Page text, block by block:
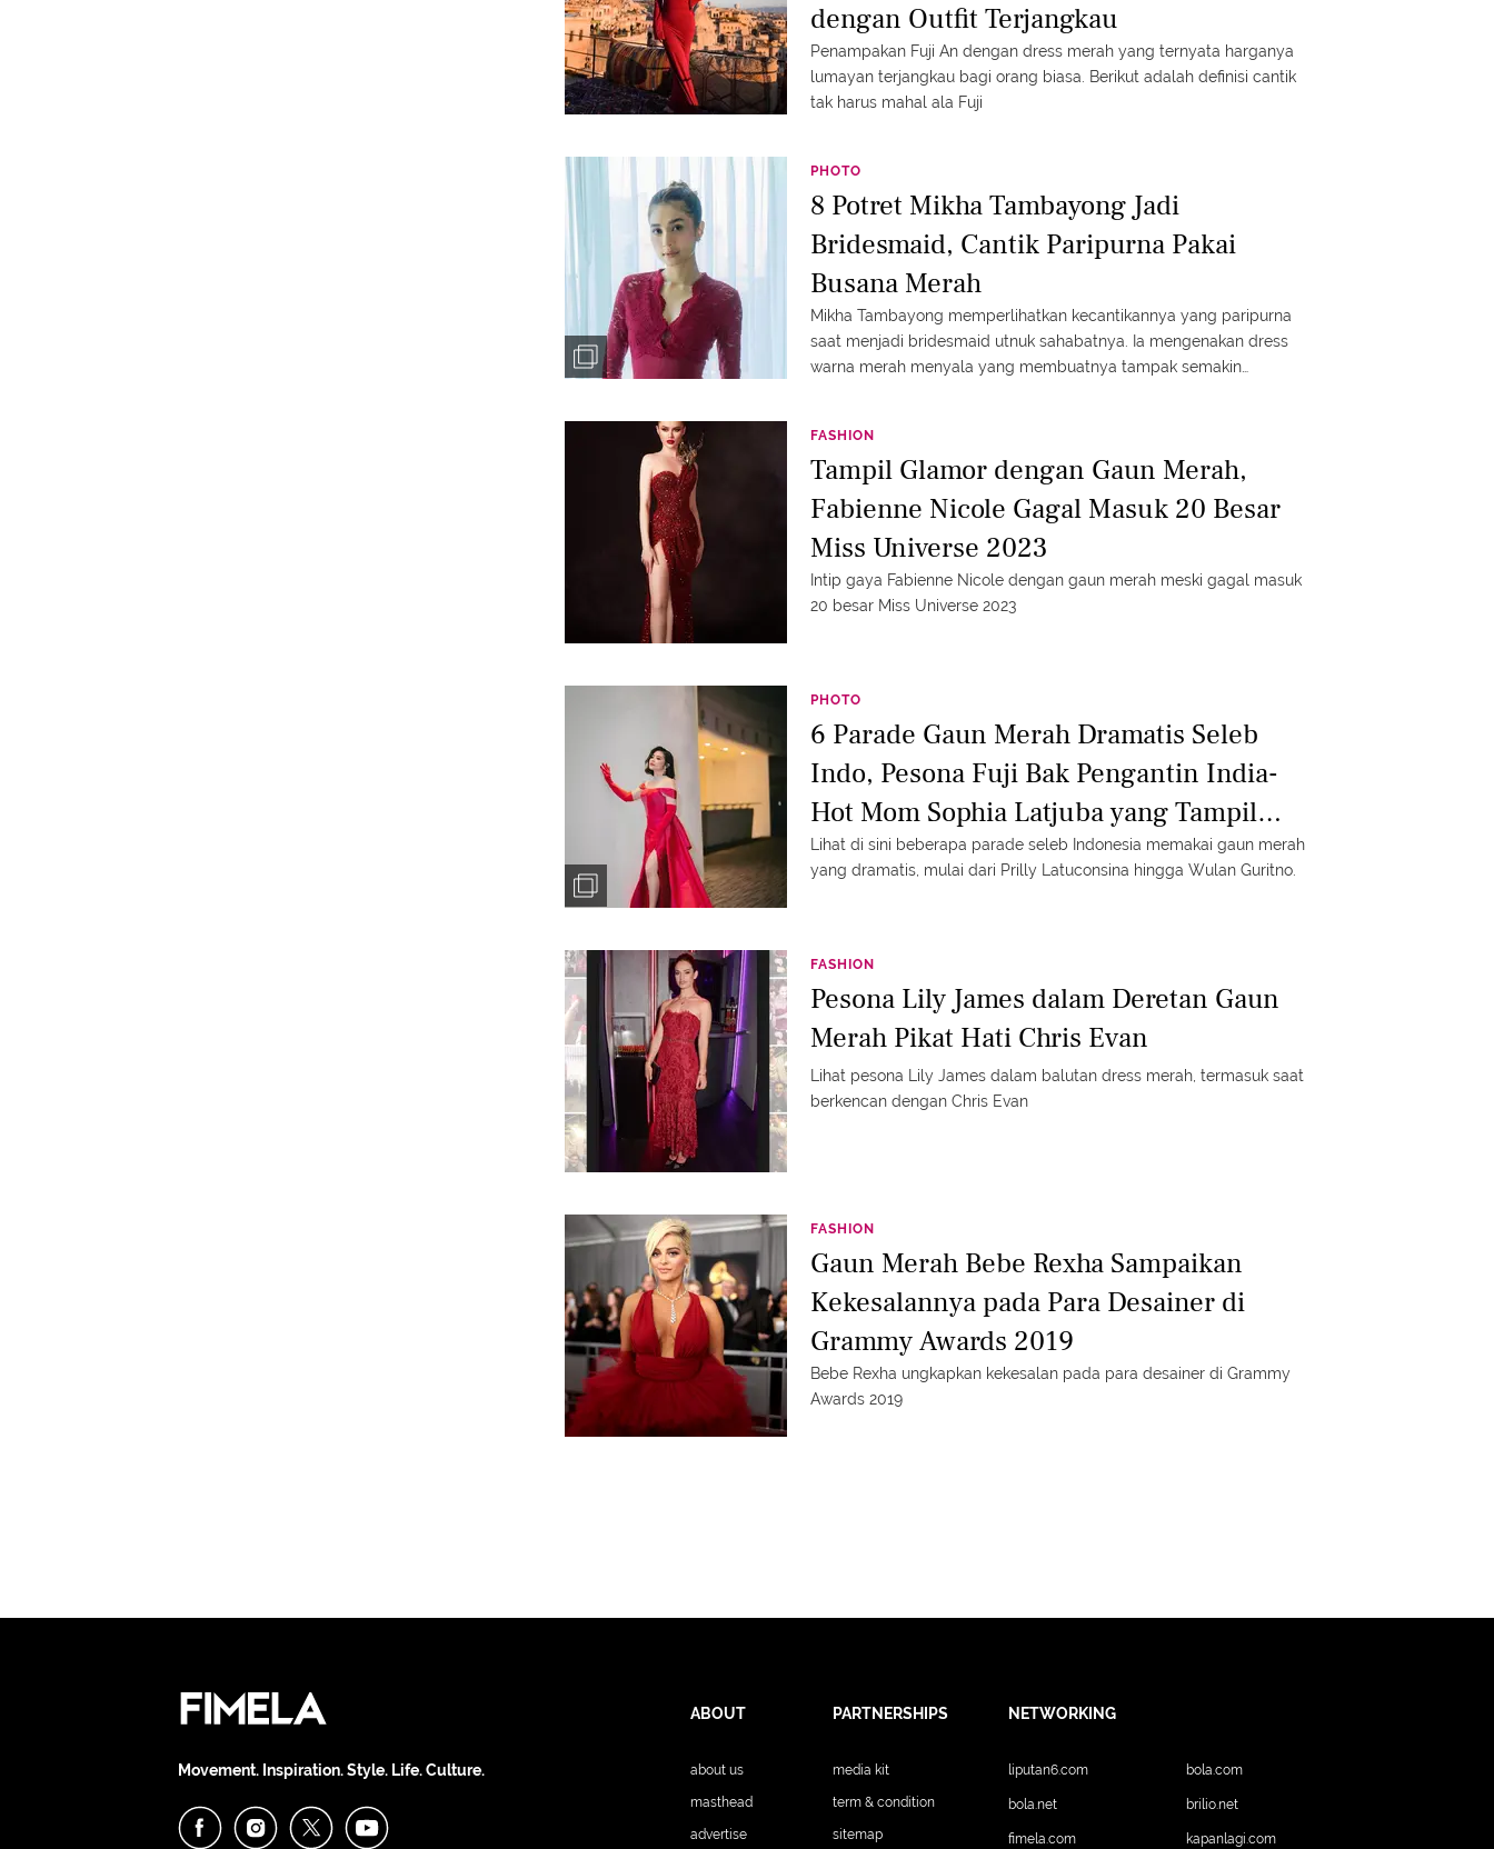
dengan Outfit Terjangkau
Penampakan Fuji An dengan dress merah yang ternyata harganya
lumayan terjangkau bagi orang biasa. Berikut adalah definisi cantik
tak harus mahal ala Fuji
PHOTO
8 Potret Mikha Tambayong Jadi
Bridesmaid, Cantik Paripurna Pakai
Busana Merah
Mikha Tambayong memperlihatkan kecantikannya yang paripurna
saat menjadi bridesmaid utnuk sahabatnya. Ia mengenakan dress
warna merah menyala yang membuatnya tampak semakin
FASHION
Tampil Glamor dengan Gaun Merah,
Fabienne Nicole Gagal Masuk 20 Besar
Miss Universe 2023
Intip gaya Fabienne Nicole dengan gaun merah meski gagal masuk
20 besar Miss Universe 2023
PHOTO
6 Parade Gaun Merah Dramatis Seleb
Indo, Pesona Fuji Bak Pengantin India-
Hot Mom Sophia Latjuba yang Tampil
Megah
Lihat di sini beberapa parade seleb Indonesia memakai gaun merah
yang dramatis, mulai dari Prilly Latuconsina hingga Wulan Guritno.
FASHION
Pesona Lily James dalam Deretan Gaun
Merah Pikat Hati Chris Evan
Lihat pesona Lily James dalam balutan dress merah, termasuk saat
berkencan dengan Chris Evan
FASHION
Gaun Merah Bebe Rexha Sampaikan
Kekesalannya pada Para Desainer di
Grammy Awards 2019
Bebe Rexha ungkapkan kekesalan pada para desainer di Grammy
Awards 2019
Movement. Inspiration. Style. Life. Culture.
ABOUT PARTNERSHIPS
about us media kit
masthead term & condition
advertise sitemap
NETWORKING
liputan6.com bola.com
bola.net brilio.net
fimela.com kapanlagi.com